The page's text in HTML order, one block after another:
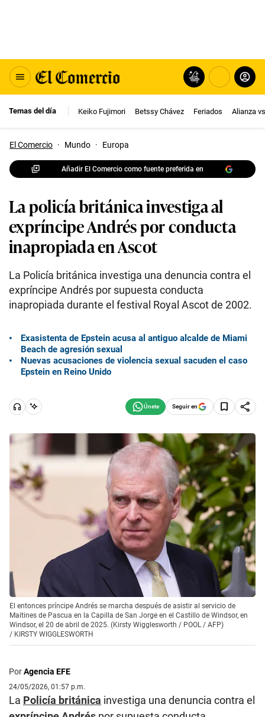
Temas del día Keiko Fujimori Betssy Chávez Feriados Alianza
El Comercio · Mundo · Europa
Añadir El Comercio como fuente preferida en
La policía británica investiga al
expríncipe Andrés por conducta
inapropiada en Ascot
La Policía británica investiga una denuncia contra el
expríncipe Andrés por supuesta conducta
inapropiada durante el festival Royal Ascot de 2002.
Exasistenta de Epstein acusa al antiguo alcalde de Miami
Beach de agresión sexual
Nuevas acusaciones de violencia sexual sacuden el caso
Epstein en Reino Unido
Seguir en
El entonces príncipe Andrés se marcha después de asistir al servicio de
Maitines de Pascua en la Capilla de San Jorge en el Castillo de Windsor, en
Windsor, el 20 de abril de 2025. (Kirsty Wigglesworth / POOL / AFP)
/ KIRSTY WIGGLESWORTH
PorAgencia EFE
24/05/2026, 01:57 p.m.
La Policía británica investiga una denuncia contra el